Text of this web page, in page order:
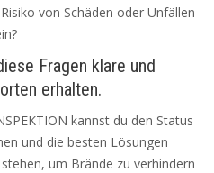
von Schäden oder Unfällen
Fragen klare und
erhalten.
kannst du den Status
und die besten Lösungen
um Brände zu verhindern